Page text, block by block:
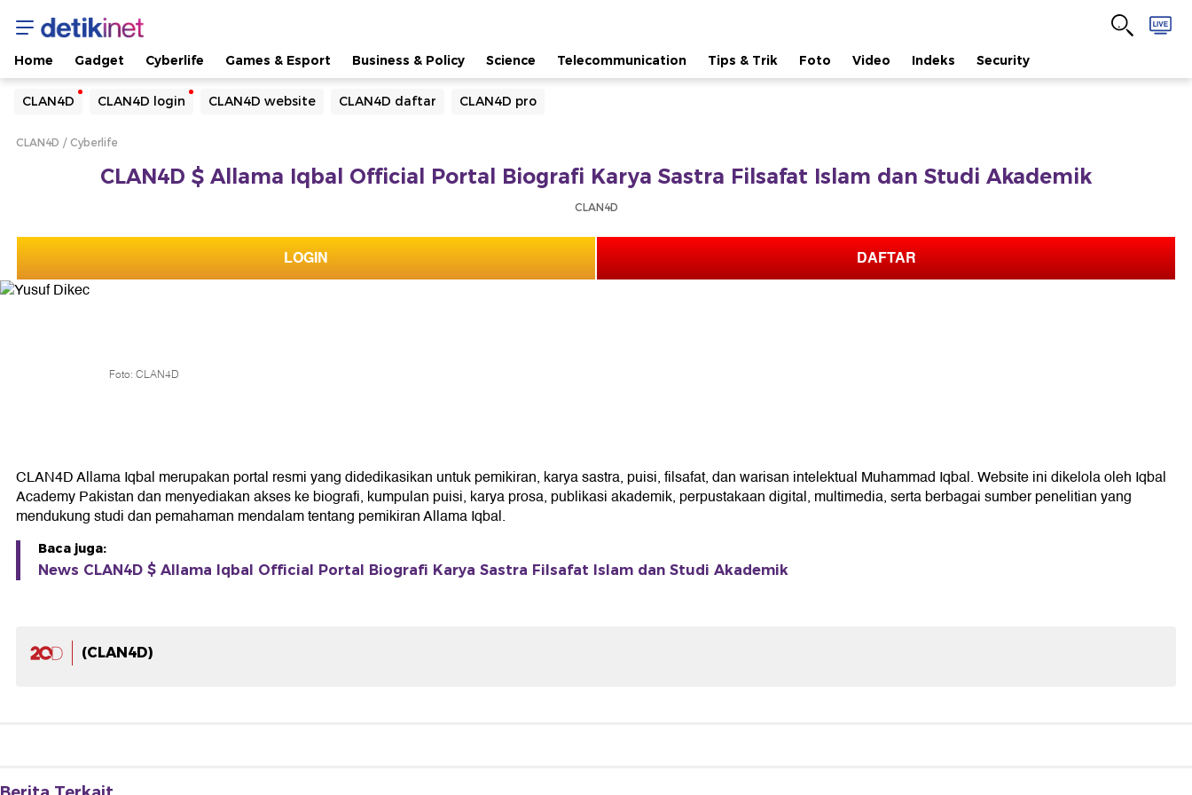
Home Gadget Cyberlife Games & Esport Business & Policy Science Telecommunication Tips & Trik Foto Video Indeks Security
CLAN4D CLAN4D login CLAN4D website CLAN4D daftar CLAN4D pro
Yang sedang ramai dicari
Loading...
CLAN4D Cyberlife
CLAN4D $ Allama Iqbal Official Portal Biografi Karya Sastra Filsafat Islam dan Studi Akademik
CLAN4D
LOGIN DAFTAR
Foto: CLAN4D
CLAN4D Allama Iqbal merupakan portal resmi yang didedikasikan untuk pemikiran, karya sastra, puisi, filsafat, dan warisan intelektual Muhammad Iqbal. Website ini dikelola oleh Iqbal
Academy Pakistan dan menyediakan akses ke biografi, kumpulan puisi, karya prosa, publikasi akademik, perpustakaan digital, multimedia, serta berbagai sumber penelitian yang
mendukung studi dan pemahaman mendalam tentang pemikiran Allama Iqbal.
Baca juga:
News CLAN4D $ Allama Iqbal Official Portal Biografi Karya Sastra Filsafat Islam dan Studi Akademik
(CLAN4D)